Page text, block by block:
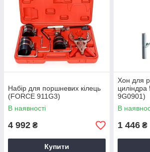
Набір для поршневих кілець
(FORCE 911G3)
В наявності
4 992 ₴
Купити
Хон для
9G0901)
В
1 446 ₴